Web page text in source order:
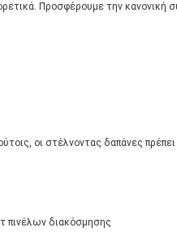
Προσφέρουμε την
οι στέλνοντας δαπάνες
πινέλων διακόσμησης